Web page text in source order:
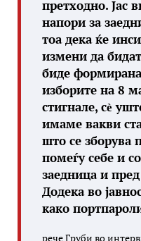
претходно. Јас
напори за
тоа дека ќе
измени да
биде
изборите на 8
стигнале, сѐ
имаме вакви
што се зборува
помеѓу себе и
заедница и
Додека во
како
рече Груби во